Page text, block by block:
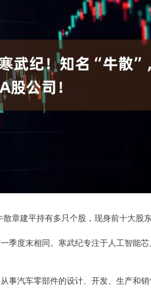
章建平持有多只个股，现身前十大股东
季度末相同。寒武纪专注于人工智能
事汽车零部件的设计、开发、生产和